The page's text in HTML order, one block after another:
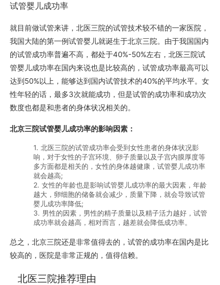
试管婴儿成功率
就目前做试管来讲，北医三院的试管技术较不错的一家医院，
我国大陆的第一例试管婴儿就诞生于北京三院。由于我国国内
的试管成功率普遍不高，都处于40%-50%左右，北医三院试
管婴儿成功率在国内来说也是比较高的，试管成功率最高可以
达到50%以上，能够达到国内试管技术的40%的平均水平。女
性年轻的话，最多3次就能成功，但是试管的成功率和成功次
数度也都是和患者的身体状况相关的。
北京三院试管婴儿成功率的影响因素：
1. 北医三院的试管成功率会受到女性患者的身体状况影
响，对于女性的子宫环境、卵子质量以及子宫内膜厚度等
多方面都是相关的，女性的身体越健康，试管婴儿成功率
就会越高;
2. 女性的年龄也是影响试管婴儿成功率的最大因素，年龄
越大，卵细胞的储备就会减少，质量下降，就会导致试管
婴儿成功率降低;
3. 男性的因素，男性的精子质量以及精子活力越好，试管
成功率就会越高，相对而言，越差就会降低成功率。
总之，北京三院还是非常值得去的，试管的成功率在国内是比
较高的，医院是非常正规的，值得信赖。
北医三院推荐理由